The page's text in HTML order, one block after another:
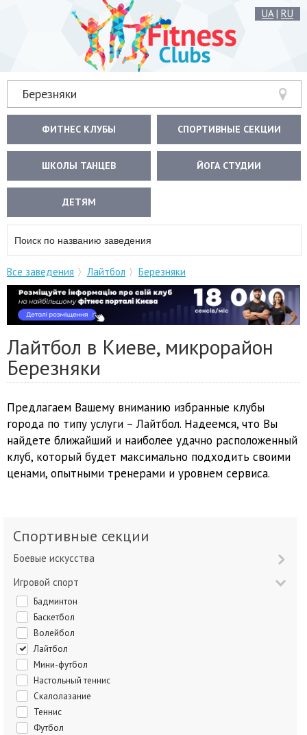
UA| RU
Березняки
ФИТНЕС КЛУБЫ СПОРТИВНЫЕ СЕКЦИИ
ШКОЛЫ ТАНЦЕВ ЙОГА СТУДИИ
ДЕТЯМ
Все заведения Лайтбол Березняки
Лайтбол в Киеве, микрорайон
Березняки
Предлагаем Вашему вниманию избранные клубы
города по типу услуги – Лайтбол. Надеемся, что Вы
найдете ближайший и наиболее удачно расположенный
клуб, который будет максимально подходить своими
ценами, опытными тренерами и уровнем сервиса.
Спортивные секции
Боевые искусства
Игровой спорт
Бадминтон
Баскетбол
Волейбол
Лайтбол
Мини-футбол
Настольный теннис
Скалолазание
Теннис
Футбол